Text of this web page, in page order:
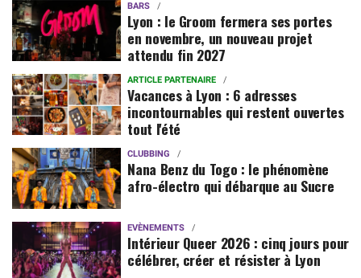
BARS
Lyon : le Groom fermera ses portes
en novembre, un nouveau projet
attendu fin 2027
ARTICLE PARTENAIRE
Vacances à Lyon : 6 adresses
incontournables qui restent ouvertes
tout l'été
CLUBBING
Nana Benz du Togo : le phénomène
afro-électro qui débarque au Sucre
EVÈNEMENTS
Intérieur Queer 2026 : cinq jours pour
célébrer, créer et résister à Lyon